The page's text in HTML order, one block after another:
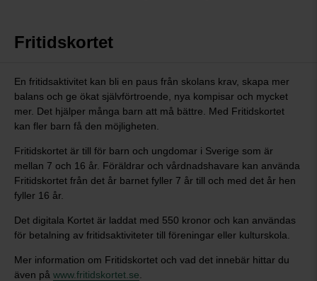
Fritidskortet
En fritidsaktivitet kan bli en paus från skolans krav, skapa mer
balans och ge ökat självförtroende, nya kompisar och mycket
mer. Det hjälper många barn att må bättre. Med Fritidskortet
kan fler barn få den möjligheten.
Fritidskortet är till för barn och ungdomar i Sverige som är
mellan 7 och 16 år. Föräldrar och vårdnadshavare kan använda
Fritidskortet från det år barnet fyller 7 år till och med det år hen
fyller 16 år.
Det digitala Kortet är laddat med 550 kronor och kan användas
för betalning av fritidsaktiviteter till föreningar eller kulturskola.
Mer information om Fritidskortet och vad det innebär hittar du
även på www.fritidskortet.se